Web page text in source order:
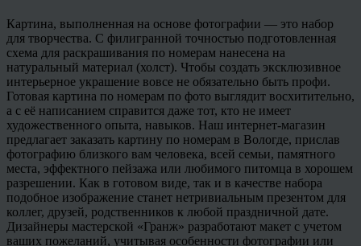
Картина, выполненная на основе фотографии — это набор
для творчества. С филигранной точностью подготовленная
схема для раскрашивания по номерам нанесена на
натуральный материал (холст). Чтобы создать эксклюзивное
интерьерное украшение вовсе не обязательно быть профи.
Готовая картина по номерам по фото выглядит восхитительно,
а с её написанием справится даже тот, кто не имеет
художественного опыта, навыков. Наш интернет-магазин
предлагает заказать картину по номерам в Вологде, прислав
фотографию близкого вам человека, всей семьи, памятного
места, эффектного пейзажа или любимого питомца в хорошем
разрешении. Как в готовом виде, так и в качестве набора
подобное изображение станет нетривиальным презентом для
коллег, друзей, родственников к любой праздничной дате.
Дизайнеры мастерской «Гранж» разработают макет с учетом
ваших пожеланий, учитывая особенности фотографии или